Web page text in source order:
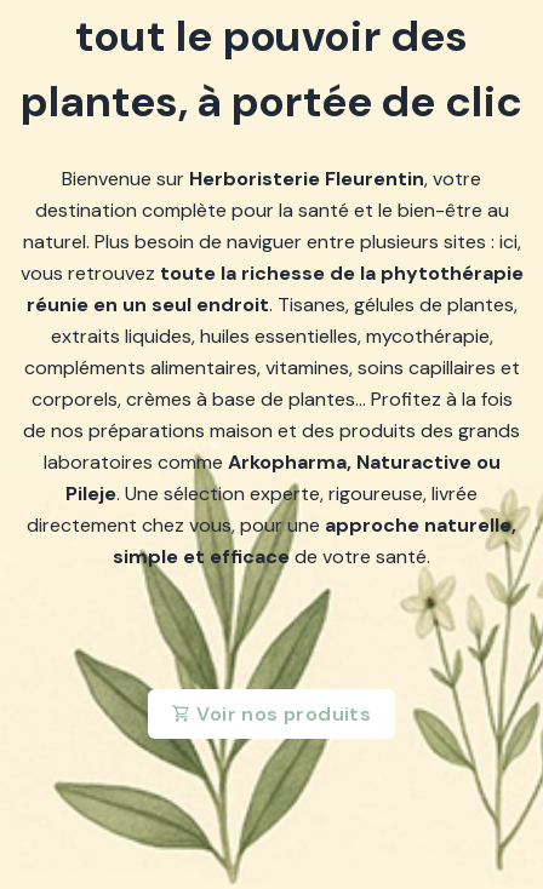
tout le pouvoir des
plantes, à portée de clic
Bienvenue sur Herboristerie Fleurentin, votre
destination complète pour la santé et le bien-être au
naturel. Plus besoin de naviguer entre plusieurs sites : ici,
vous retrouvez toute la richesse de la phytothérapie
réunie en un seul endroit. Tisanes, gélules de plantes,
extraits liquides, huiles essentielles, mycothérapie,
compléments alimentaires, vitamines, soins capillaires et
corporels, crèmes à base de plantes… Profitez à la fois
de nos préparations maison et des produits des grands
laboratoires comme Arkopharma, Naturactive ou
Pileje. Une sélection experte, rigoureuse, livrée
directement chez vous, pour une approche naturelle,
simple et efficacede votre santé.
Voir nos produits